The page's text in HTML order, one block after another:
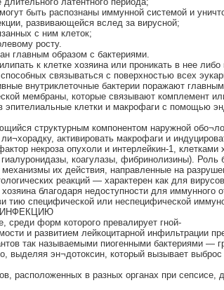
быть распознаны иммунной системой и
развивающейся вслед за вирусной;
с ним клеток;
росту.
главным образом с бактериями.
к клетке хозяина или проникать в нее
связываться с поверхностью всех
внутриклеточные бактерии поражают
мембраны, которые связывают комплемент
эпителиальные клетки и макрофаги с помощью
структурным компонентом наружной
активировать макрофаги и
некроза опухоли и интерлейкин-1, клетками
коагулазы, фибринолизины). Роль
их действия, направленные на
реакций — характерен как для
благодаря недоступности для иммунного
тию специфической или неспецифической
среди форм которого превалирует гной-
и развитием лейкоцитарной инфильтрации
так называемыми пиогенными бактериями —
выделяя эн¬дотоксин, который вызывает
расположенных в разных органах при